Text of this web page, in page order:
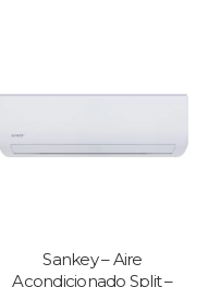
Sankey – Aire
Acondicionado Split –
Impresora